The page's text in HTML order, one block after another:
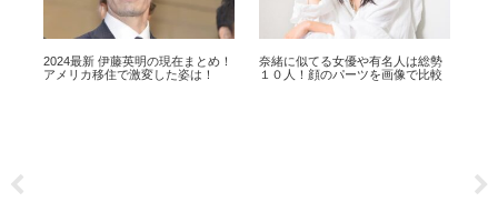
2024最新 伊藤英明の現在まとめ！
アメリカ移住で激変した姿は！
奈緒に似てる女優や有名人は総勢
１０人！顔のパーツを画像で比較